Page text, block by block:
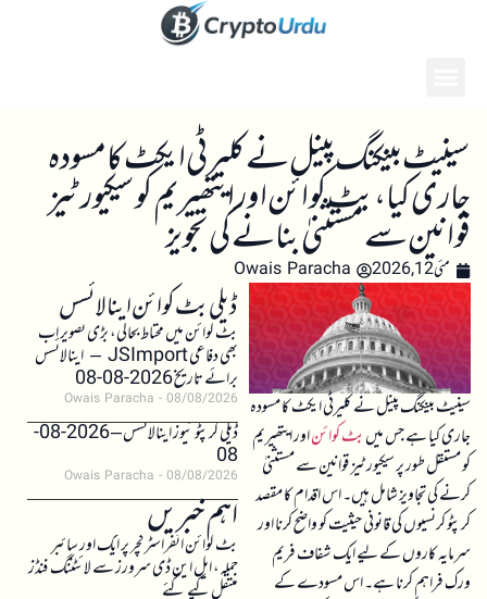
سینیٹ بینکنگ پینل نے کلیرٹی ایکٹ کا مسودہ
جاری کیا، بٹ کوائن اور ایتھیریم کو سیکیورٹیز
قوانین سے مستثنیٰ بنانے کی تجویز
مئی 12, 2026 Owais Paracha
سینیٹ بینکنگ پینل نے کلیرٹی ایکٹ کا مسودہ
جاری کیا ہے جس میںبٹ کوائناور ایتھیریم
کو مستقل طور پر سیکیورٹیز قوانین سے مستثنیٰ
کرنے کی تجاویز شامل ہیں۔ اس اقدام کا مقصد
کرپٹو کرنسیوں کی قانونی حیثیت کو واضح کرنا اور
سرمایہ کاروں کے لیے ایک شفاف فریم
ورک فراہم کرنا ہے۔ اس مسودے کے
ڈیلی بٹ کوائن اینالائسس
بٹ کوائن میں محتاط بحالی، بڑی تصویر اب
بھی دفاعی JSImport – اینالائسس
برائے تاریخ 2026-08-08
Owais Paracha 08/08/2026
ڈیلی کرپٹو نیوز اینالائسس – 2026-08-
08
Owais Paracha 08/08/2026
اہم خبریں
بٹ کوائن انفراسٹرکچر پر ایک اور سائبر
حملہ، ایل این ڈی سرورز سے لائٹننگ فنڈز
منتقل کیے گئے